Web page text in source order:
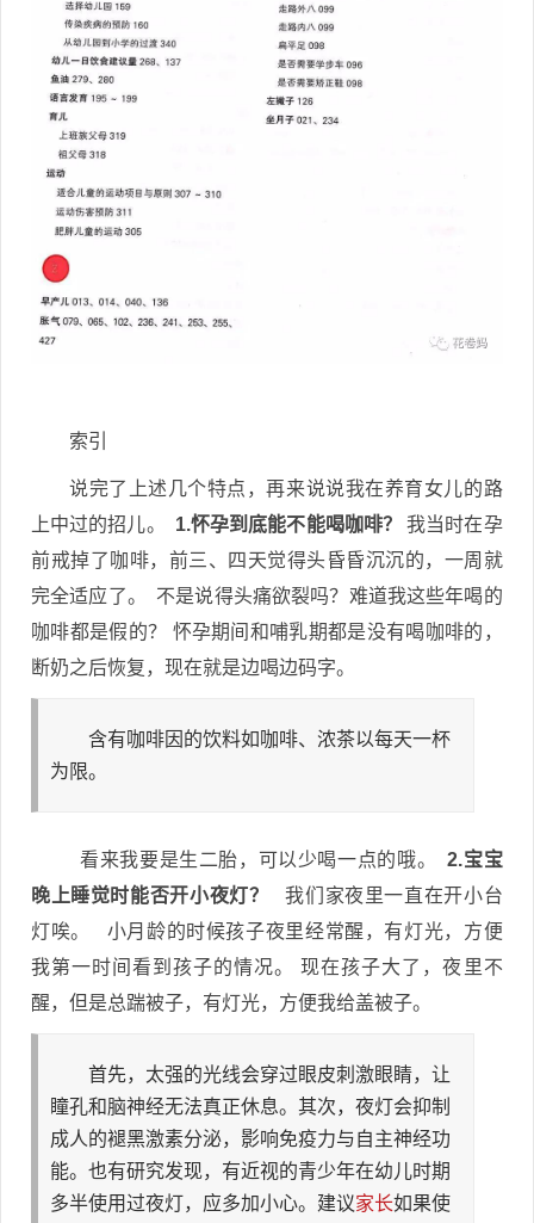
索引
说完了上述几个特点，再来说说我在养育女儿的路
上中过的招儿。 1.怀孕到底能不能喝咖啡？
我当时在孕
前戒掉了咖啡，前三、四天觉得头昏昏沉沉的，一周就
完全适应了。 不是说得头痛欲裂吗？难道我这些年喝的
咖啡都是假的？ 怀孕期间和哺乳期都是没有喝咖啡的，
断奶之后恢复，现在就是边喝边码字。
含有咖啡因的饮料如咖啡、浓茶以每天一杯
为限。
看来我要是生二胎，可以少喝一点的哦。2.宝宝
晚上睡觉时能否开小夜灯？
我们家夜里一直在开小台
灯唉。 小月龄的时候孩子夜里经常醒，有灯光，方便
我第一时间看到孩子的情况。 现在孩子大了，夜里不
醒，但是总踹被子，有灯光，方便我给盖被子。
首先，太强的光线会穿过眼皮刺激眼睛，让
瞳孔和脑神经无法真正休息。其次，夜灯会抑制
成人的褪黑激素分泌，影响免疫力与自主神经功
能。也有研究发现，有近视的青少年在幼儿时期
多半使用过夜灯，应多加小心。建议家长如果使